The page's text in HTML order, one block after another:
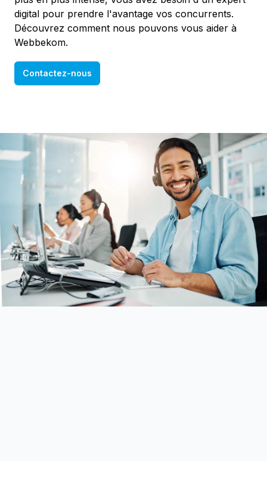
digital pour prendre l'avantage vos concurrents.
Découvrez comment nous pouvons vous aider à
Webbekom.
Contactez-nous